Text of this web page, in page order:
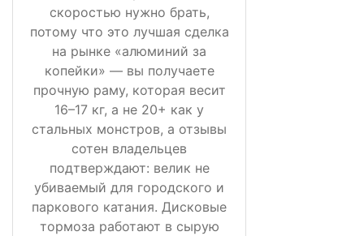
скоростью нужно брать,
потому что это лучшая сделка
на рынке «алюминий за
копейки» — вы получаете
прочную раму, которая весит
16–17 кг, а не 20+ как у
стальных монстров, а отзывы
сотен владельцев
подтверждают: велик не
убиваемый для городского и
паркового катания. Дисковые
тормоза работают в сырую